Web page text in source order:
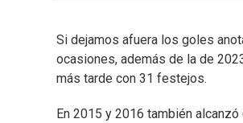
Si dejamos afuera los goles
ocasiones, además de la de
más tarde con 31 festejos.
En 2015 y 2016 también